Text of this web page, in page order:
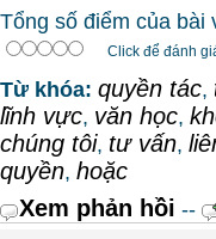
Tổng số điểm của bài
Click để đánh
Từ khóa: quyền tác,
lĩnh vực, văn học,
chúng tôi, tư vấn,
quyền, hoặc
Xem phản hồi --